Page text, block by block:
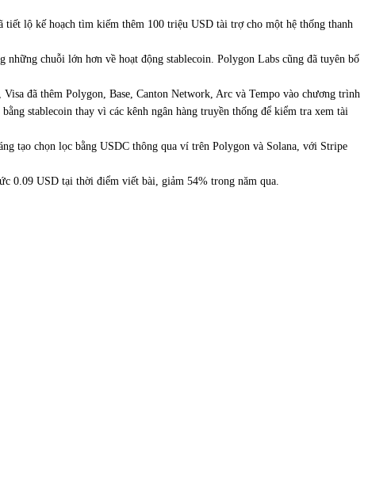
tiết lộ kế hoạch tìm kiếm thêm 100 triệu USD tài trợ cho một hệ thống thanh
chuỗi lớn hơn về hoạt động stablecoin. Polygon Labs cũng đã tuyên bố
đã thêm Polygon, Base, Canton Network, Arc và Tempo vào chương trình
stablecoin thay vì các kênh ngân hàng truyền thống để kiểm tra xem tài
tạo chọn lọc bằng USDC thông qua ví trên Polygon và Solana, với Stripe
0.09 USD tại thời điểm viết bài, giảm 54% trong năm qua.